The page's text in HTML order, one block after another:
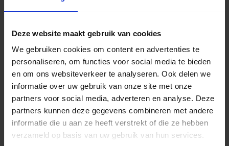
Deze website maakt gebruik van cookies
We gebruiken cookies om content en advertenties te
personaliseren, om functies voor social media te bieden
en om ons websiteverkeer te analyseren. Ook delen we
informatie over uw gebruik van onze site met onze
partners voor social media, adverteren en analyse. Deze
partners kunnen deze gegevens combineren met andere
informatie die u aan ze heeft verstrekt of die ze hebben
verzameld op basis van uw gebruik van hun services.
Onderdeel van de CorePro-serie
ontwikkeld om traditionele halogeenverlichting
eenvoudig te vervangen door efficiënte LED-
technologie. Dankzij de GU5.3-fitting past de lamp
direct in bestaande armaturen met
laagspanningsaansluiting (12V).
Warm wit licht (2700K) Met een kleurtemperatuur
van 2700 Kelvin straalt deze spot een zeer warm wit
licht uit. De kleurweergave-index van 80–89 zorgt
ervoor dat kleuren natuurgetrouw en levendig